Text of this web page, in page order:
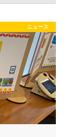
ニュース